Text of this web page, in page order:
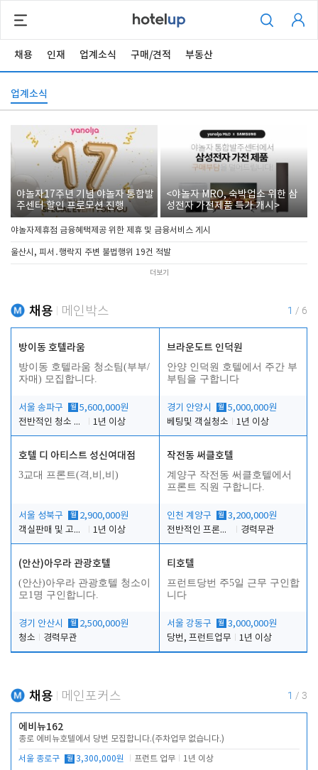
채용 인재 업계소식 구매/견적 부동산
업계소식
야놀자17주년 기념 야놀자 통합발
주센터 할인 프로모션 진행
<야놀자 MRO, 숙박업소 위한 삼
성전자 가전제품 특가 개시>
야놀자제휴점 금융혜택제공 위한 제휴 및 금융서비스 게시
울산시, 피서․행락지 주변 불법행위 19건 적발
더보기
채용 메인박스 1 / 6
방이동 호텔라움
방이동 호텔라움 청소팀(부부/
자매) 모집합니다.
서울 송파구 월 5,600,000원
전반적인 청소 업무(객실청소.객실정리)
1년 이상
브라운도트 인덕원
안양 인덕원 호텔에서 주간 부
부팀을 구합니다
경기 안양시 월 5,000,000원
베팅및 객실청소
1년 이상
호텔 디 아티스트 성신여대점
3교대 프론트(격,비,비)
서울 성북구 월 2,900,000원
객실판매 및 고객응대
1년 이상
작전동 써클호텔
계양구 작전동 써클호텔에서
프론트 직원 구합니다.
인천 계양구 월 3,200,000원
전반적인 프론트 업무
경력무관
(안산)아우라 관광호텔
(안산)아우라 관광호텔 청소이
모1명 구인합니다.
경기 안산시 월 2,500,000원
청소
경력무관
티호텔
프런트당번 주5일 근무 구인합
니다
서울 강동구 월 3,000,000원
당번, 프런트업무
1년 이상
채용 메인포커스 1 / 3
에비뉴162
종로 에비뉴호텔에서 당번 모집합니다.(주차업무 없습니다.)
서울 종로구 월 3,300,000원 프런트 업무 1년 이상